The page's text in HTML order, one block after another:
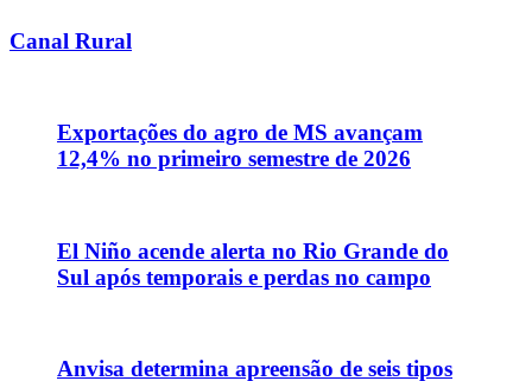
Canal Rural
Exportações do agro de MS avançam
12,4% no primeiro semestre de 2026
El Niño acende alerta no Rio Grande do
Sul após temporais e perdas no campo
Anvisa determina apreensão de seis tipos